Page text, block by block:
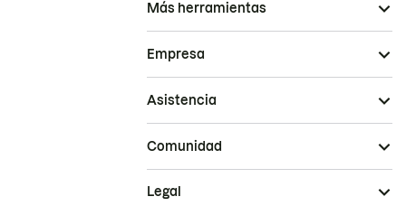
Más herramientas
Empresa
Asistencia
Comunidad
Legal